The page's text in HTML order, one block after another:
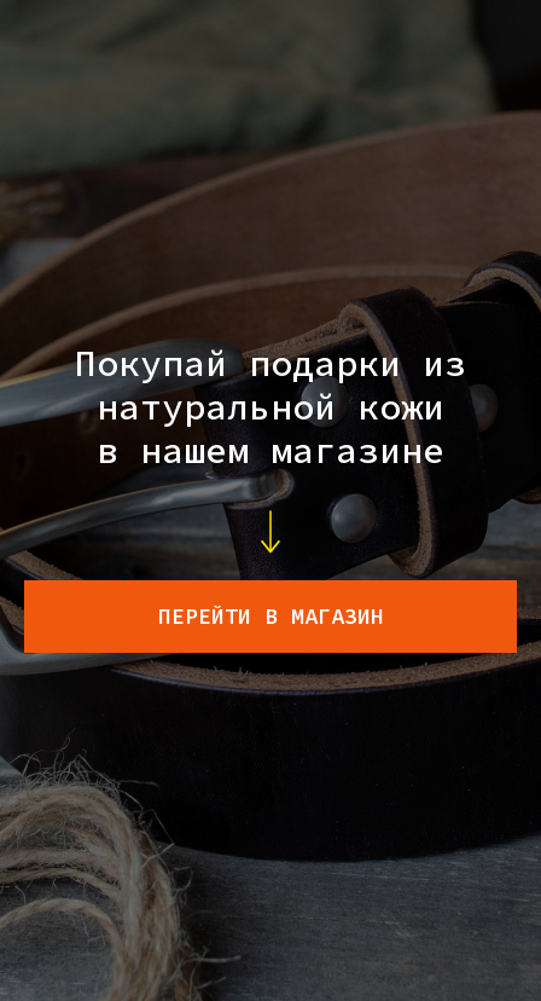
Покупай подарки из
натуральной кожи
в нашем магазине
ПЕРЕЙТИ В МАГАЗИН